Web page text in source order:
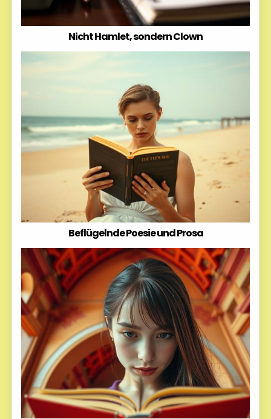
Nicht Hamlet, sondern Clown
Beflügelnde Poesie und Prosa